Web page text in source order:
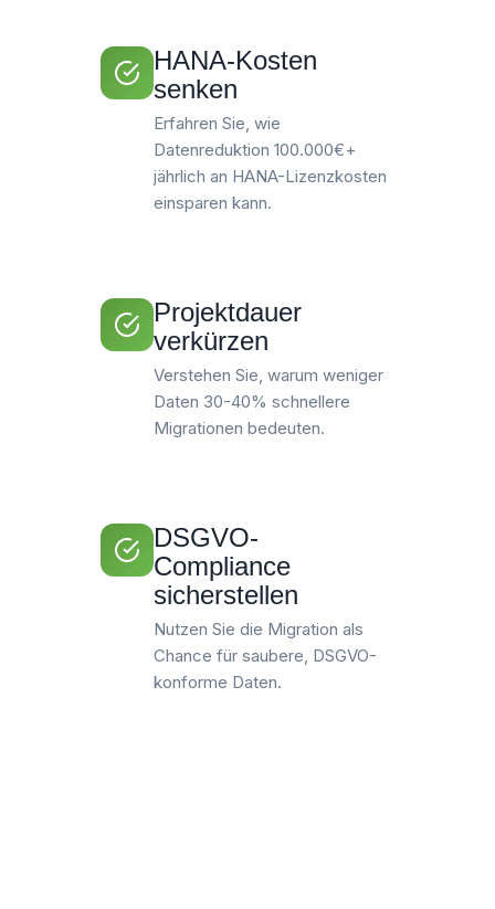
HANA-Kosten
senken
Erfahren Sie, wie
Datenreduktion 100.000€+
jährlich an HANA-Lizenzkosten
einsparen kann.
Projektdauer
verkürzen
Verstehen Sie, warum weniger
Daten 30-40% schnellere
Migrationen bedeuten.
DSGVO-
Compliance
sicherstellen
Nutzen Sie die Migration als
Chance für saubere, DSGVO-
konforme Daten.